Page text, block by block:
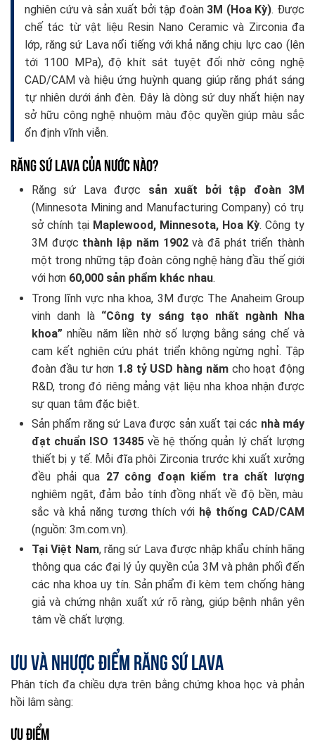
nghiên cứu và sản xuất bởi tập đoàn 3M (Hoa Kỳ). Được
chế tác từ vật liệu Resin Nano Ceramic và Zirconia đa
lớp, răng sứ Lava nổi tiếng với khả năng chịu lực cao (lên
tới 1100 MPa), độ khít sát tuyệt đối nhờ công nghệ
CAD/CAM và hiệu ứng huỳnh quang giúp răng phát sáng
tự nhiên dưới ánh đèn. Đây là dòng sứ duy nhất hiện nay
sở hữu công nghệ nhuộm màu độc quyền giúp màu sắc
ổn định vĩnh viễn.
Răng sứ Lava của nước nào?
Răng sứ Lava được sản xuất bởi tập đoàn 3M
(Minnesota Mining and Manufacturing Company) có trụ
sở chính tại Maplewood, Minnesota, Hoa Kỳ. Công ty
3M được thành lập năm 1902và đã phát triển thành
một trong những tập đoàn công nghệ hàng đầu thế giới
với hơn 60,000 sản phẩm khác nhau.
Trong lĩnh vực nha khoa, 3M được The Anaheim Group
vinh danh là “Công ty sáng tạo nhất ngành Nha
khoa”nhiều năm liền nhờ số lượng bằng sáng chế và
cam kết nghiên cứu phát triển không ngừng nghỉ. Tập
đoàn đầu tư hơn 1.8 tỷ USD hàng năm cho hoạt động
R&D, trong đó riêng mảng vật liệu nha khoa nhận được
sự quan tâm đặc biệt.
Sản phẩm răng sứ Lava được sản xuất tại các nhà máy
đạt chuẩn ISO 13485về hệ thống quản lý chất lượng
thiết bị y tế. Mỗi đĩa phôi Zirconia trước khi xuất xưởng
đều phải qua 27 công đoạn kiểm tra chất lượng
nghiêm ngặt, đảm bảo tính đồng nhất về độ bền, màu
sắc và khả năng tương thích với hệ thống CAD/CAM
(nguồn: 3m.com.vn).
Tại Việt Nam, răng sứ Lava được nhập khẩu chính hãng
thông qua các đại lý ủy quyền của 3M và phân phối đến
các nha khoa uy tín. Sản phẩm đi kèm tem chống hàng
giả và chứng nhận xuất xứ rõ ràng, giúp bệnh nhân yên
tâm về chất lượng.
Ưu và nhược điểm răng sứ Lava
Phân tích đa chiều dựa trên bằng chứng khoa học và phản
hồi lâm sàng:
Ưu điểm